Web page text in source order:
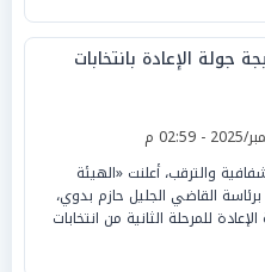
جولة الإعادة بانتخابات
والترقب، أعلنت «الهيئة
برئاسة القاضي الجليل حازم بدوي،
للمرحلة الثانية من انتخابات